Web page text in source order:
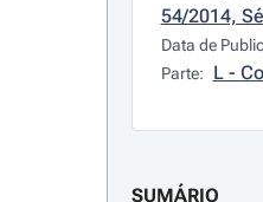
54/2014,
Data de
Parte: L -
SUMÁRIO